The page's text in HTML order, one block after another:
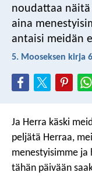
noudattaa
aina
antaisi meidän
5. Mooseksen kirja
Ja Herra käski
peljätä Herraa,
menestyisimme ja
tähän päivään